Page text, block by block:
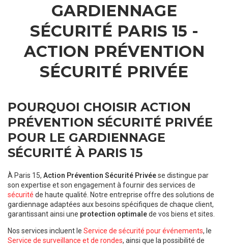
GARDIENNAGE
SÉCURITÉ PARIS 15 -
ACTION PRÉVENTION
SÉCURITÉ PRIVÉE
POURQUOI CHOISIR ACTION
PRÉVENTION SÉCURITÉ PRIVÉE
POUR LE GARDIENNAGE
SÉCURITÉ À PARIS 15
À Paris 15, Action Prévention Sécurité Privéese distingue par
son expertise et son engagement à fournir des services de
sécurité de haute qualité. Notre entreprise offre des solutions de
gardiennage adaptées aux besoins spécifiques de chaque client,
garantissant ainsi une protection optimalede vos biens et sites.
Nos services incluent le Service de sécurité pour événements, le
Service de surveillance et de rondes, ainsi que la possibilité de